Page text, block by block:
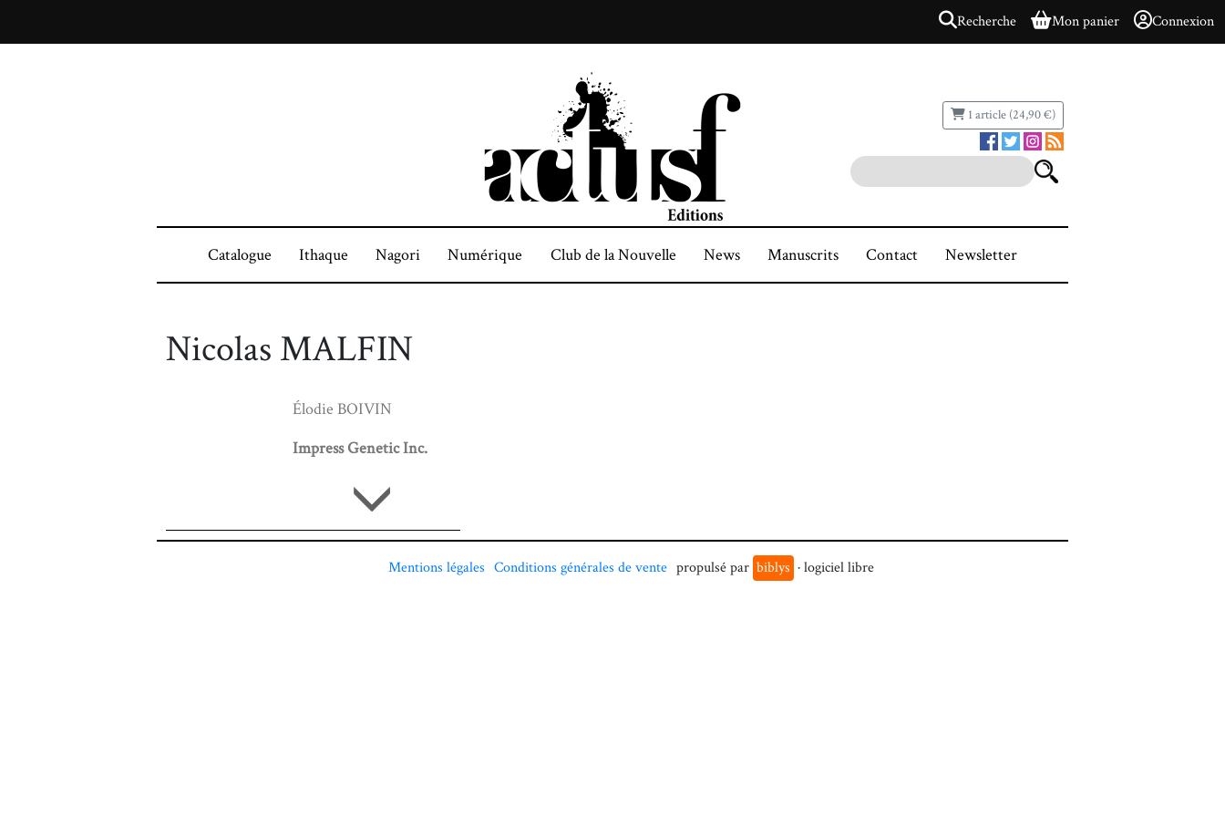
Recherche Mon panier Connexion
1 article (24,90 €)
Catalogue Ithaque Nagori Numérique Club de la Nouvelle News Manuscrits Contact Newsletter
Nicolas MALFIN
Élodie BOIVIN
Impress Genetic Inc.
Mentions légales Conditions générales de vente propulsé par biblys · logiciel libre